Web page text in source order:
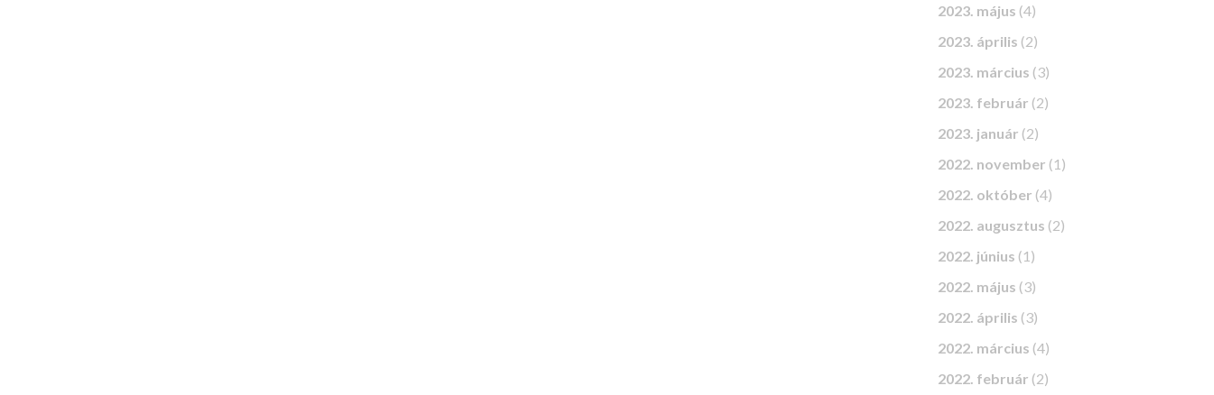
2023. május (4)
2023. április (2)
2023. március (3)
2023. február (2)
2023. január (2)
2022. november (1)
2022. október (4)
2022. augusztus (2)
2022. június (1)
2022. május (3)
2022. április (3)
2022. március (4)
2022. február (2)